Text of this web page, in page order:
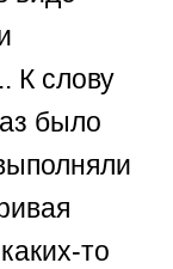
К слову
было
то